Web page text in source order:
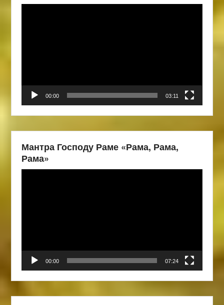
00:00 03:11
Мантра Господу Раме «Рама, Рама,
Рама»
00:00 07:24